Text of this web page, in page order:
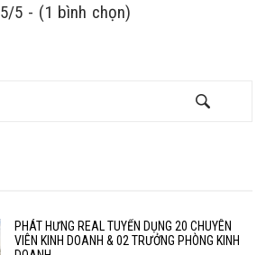
5/5 - (1 bình chọn)
PHÁT HƯNG REAL TUYỂN DỤNG 20 CHUYÊN
VIÊN KINH DOANH & 02 TRƯỞNG PHÒNG KINH